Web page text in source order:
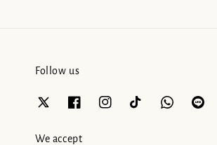
Follow us
We accept